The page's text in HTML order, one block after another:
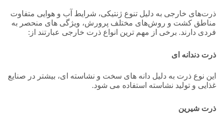
ذرت‌های خارجی به دلیل تنوع ژنتیکی، شرایط آب و هوایی متفاوت
مناطق کشت و روش‌های مختلف پرورش، ویژگی‌ های منحصر به
فردی دارند. برخی از مهم‌ ترین انواع ذرت خارجی عبارتند از:
ذرت دندانه‌ ای
این نوع ذرت به دلیل دانه‌ های سخت و نشاسته‌ ای، بیشتر در صنایع
غذایی و تولید نشاسته استفاده می‌ شود.
ذرت شیرین